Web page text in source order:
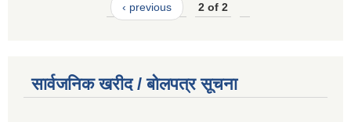
‹ previous 2 of 2
सार्वजनिक खरीद / बोलपत्र सूचना